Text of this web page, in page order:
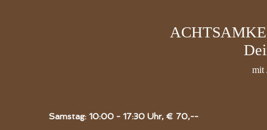
mit
Samstag: 10:00 - 17:30 Uhr, € 70,--